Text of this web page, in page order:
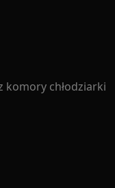
komory chłodziarki